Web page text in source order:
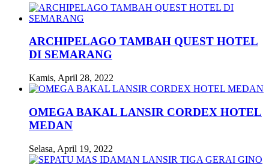
ARCHIPELAGO TAMBAH QUEST HOTEL
DI SEMARANG
Kamis, April 28, 2022
OMEGA BAKAL LANSIR CORDEX HOTEL
MEDAN
Selasa, April 19, 2022